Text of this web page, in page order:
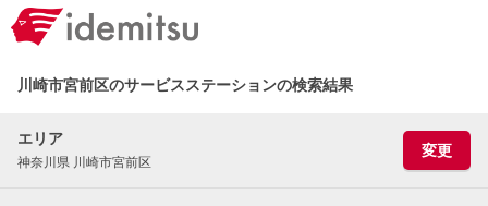
川崎市宮前区のサービスステーションの検索結果
エリア
神奈川県 川崎市宮前区
変更